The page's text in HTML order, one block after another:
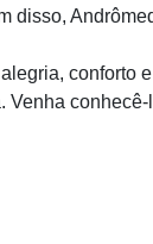
disso,